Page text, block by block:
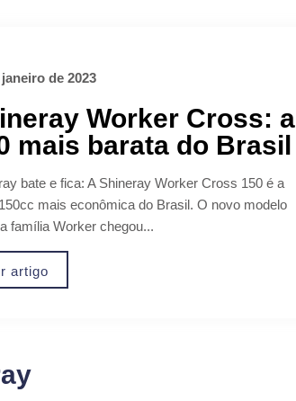
janeiro de 2023
Worker Cross: a
mais barata do Brasil
bate e fica: A Shineray Worker Cross 150 é a
mais econômica do Brasil. O novo modelo
família Worker chegou...
artigo